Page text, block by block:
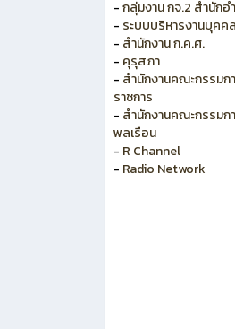
- กระทรวงศึกษาธิการ
- สำนักงานคณะกรรมกา
- สำนักอำนวยการ สอศ.
- กลุ่มงาน กจ.2 สำนักอ
-ระบบบริหารงานบุคคล
- สำนักงาน ก.ค.ศ.
-คุรุสภา
- สำนักงานคณะกรรมก
ราชการ